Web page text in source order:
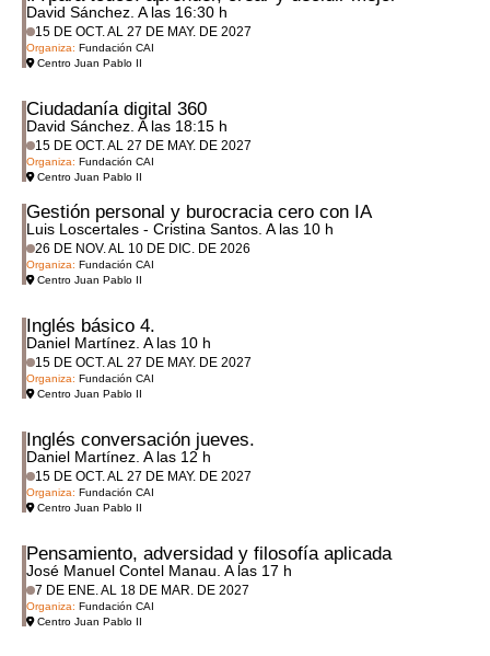
David Sánchez. A las 16:30 h
15 DE OCT. AL 27 DE MAY. DE 2027
Organiza: Fundación CAI
Centro Juan Pablo II
Ciudadanía digital 360
David Sánchez. A las 18:15 h
15 DE OCT. AL 27 DE MAY. DE 2027
Organiza: Fundación CAI
Centro Juan Pablo II
Gestión personal y burocracia cero con IA
Luis Loscertales - Cristina Santos. A las 10 h
26 DE NOV. AL 10 DE DIC. DE 2026
Organiza: Fundación CAI
Centro Juan Pablo II
Inglés básico 4.
Daniel Martínez. A las 10 h
15 DE OCT. AL 27 DE MAY. DE 2027
Organiza: Fundación CAI
Centro Juan Pablo II
Inglés conversación jueves.
Daniel Martínez. A las 12 h
15 DE OCT. AL 27 DE MAY. DE 2027
Organiza: Fundación CAI
Centro Juan Pablo II
Pensamiento, adversidad y filosofía aplicada
José Manuel Contel Manau. A las 17 h
7 DE ENE. AL 18 DE MAR. DE 2027
Organiza: Fundación CAI
Centro Juan Pablo II